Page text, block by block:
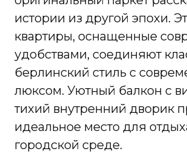
истории из другой эпохи.
квартиры, оснащенные
удобствами, соединяют
берлинский стиль с
люксом. Уютный балкон с
тихий внутренний дворик
идеальное место для
городской среде.